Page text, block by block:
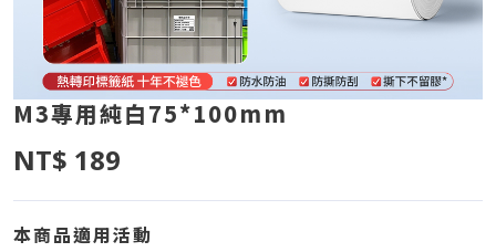
M3專用純白75*100mm
NT$ 189
本商品適用活動